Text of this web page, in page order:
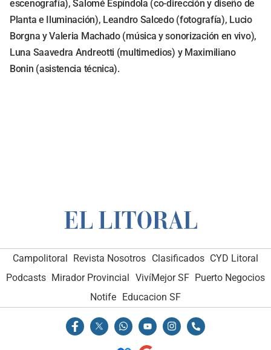
escenografía), Salomé Espíndola (co-dirección y diseño de
Planta e Iluminación), Leandro Salcedo (fotografía), Lucio
Borgna y Valeria Machado (música y sonorización en vivo),
Luna Saavedra Andreotti (multimedios) y Maximiliano
Bonin (asistencia técnica).
Campolitoral Revista Nosotros Clasificados CYD Litoral
Podcasts Mirador Provincial VivíMejor SF Puerto Negocios
Notife Educacion SF